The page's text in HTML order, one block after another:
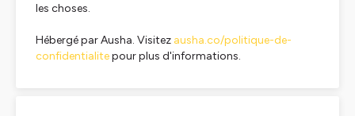
les choses.
Hébergé par Ausha. Visitez ausha.co/politique-de-
confidentialitepour plus d'informations.